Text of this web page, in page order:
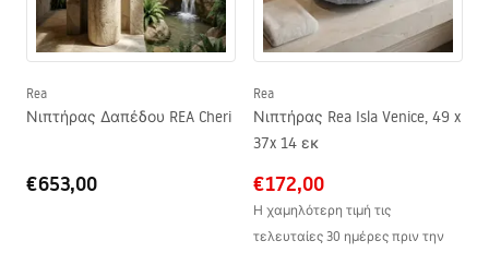
Rea
Νιπτήρας Δαπέδου REA Cheri
€653,00
Rea
Νιπτήρας Rea Isla Venice, 49 x
37x 14 εκ
€172,00
Η χαμηλότερη τιμή τις
τελευταίες 30 ημέρες πριν την